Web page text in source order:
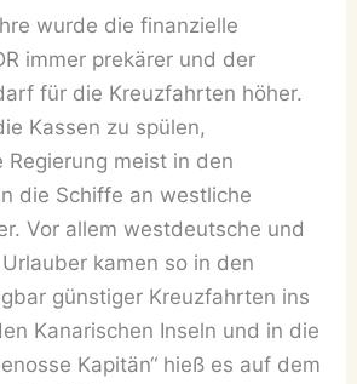
wurde die finanzielle
immer prekärer und der
für die Kreuzfahrten höher.
Kassen zu spülen,
meist in den
die Schiffe an westliche
Vor allem westdeutsche und
kamen so in den
günstiger Kreuzfahrten ins
Kanarischen Inseln und in die
Kapitän“ hieß es auf dem